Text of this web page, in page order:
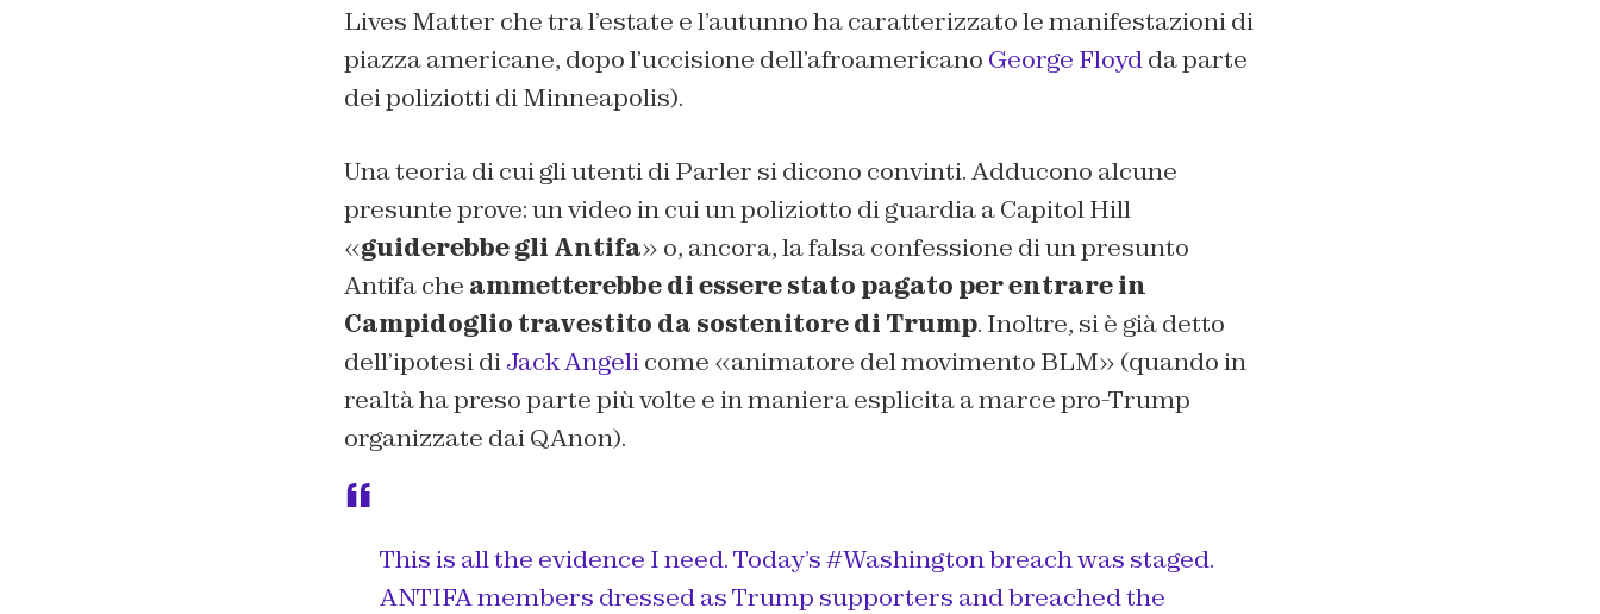
Lives Matter che tra l’estate e l’autunno ha caratterizzato le manifestazioni di
piazza americane, dopo l’uccisione dell’afroamericano George Floydda parte
dei poliziotti di Minneapolis).
Una teoria di cui gli utenti di Parler si dicono convinti. Adducono alcune
presunte prove: un video in cui un poliziotto di guardia a Capitol Hill
«guiderebbe gli Antifa» o, ancora, la falsa confessione di un presunto
Antifa che ammetterebbe di essere stato pagato per entrare in
Campidoglio travestito da sostenitore di Trump. Inoltre, si è già detto
dell’ipotesi diJack Angelicome «animatore del movimento BLM» (quando in
realtà ha preso parte più volte e in maniera esplicita a marce pro-Trump
organizzate dai QAnon).
This is all the evidence I need. Today’s #Washington breach was staged.
ANTIFA members dressed as Trump supporters and breached the